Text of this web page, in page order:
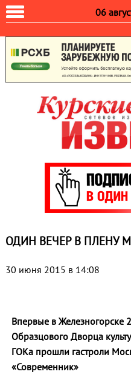
06
ОДИН ВЕЧЕР В ПЛЕНУ
30 июня 2015 в 14:08
Впервые в Железногорске
Образцового Дворца
ГОКа прошли гастроли
«Современник»